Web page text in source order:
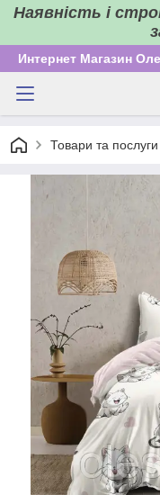
Наявність і
Интернет Магазин
Товари та послуги